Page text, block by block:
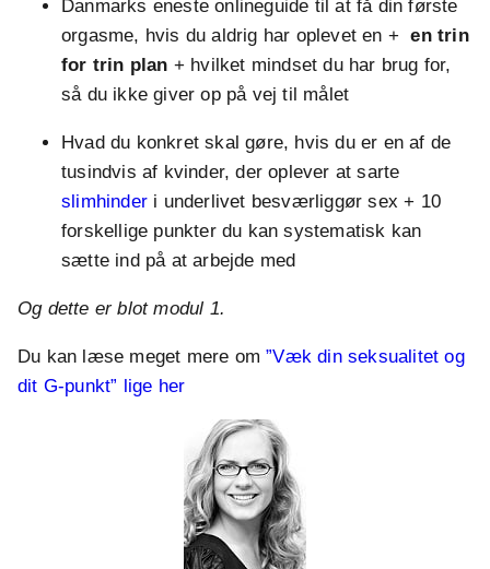
Danmarks eneste onlineguide til at få din første
orgasme, hvis du aldrig har oplevet en +en trin
for trin plan + hvilket mindset du har brug for,
så du ikke giver op på vej til målet
Hvad du konkret skal gøre, hvis du er en af de
tusindvis af kvinder, der oplever at sarte
slimhinder i underlivet besværliggør sex + 10
forskellige punkter du kan systematisk kan
sætte ind på at arbejde med
Og dette er blot modul 1.
Du kan læse meget mere om”Væk din seksualitet og
dit G-punkt” lige her